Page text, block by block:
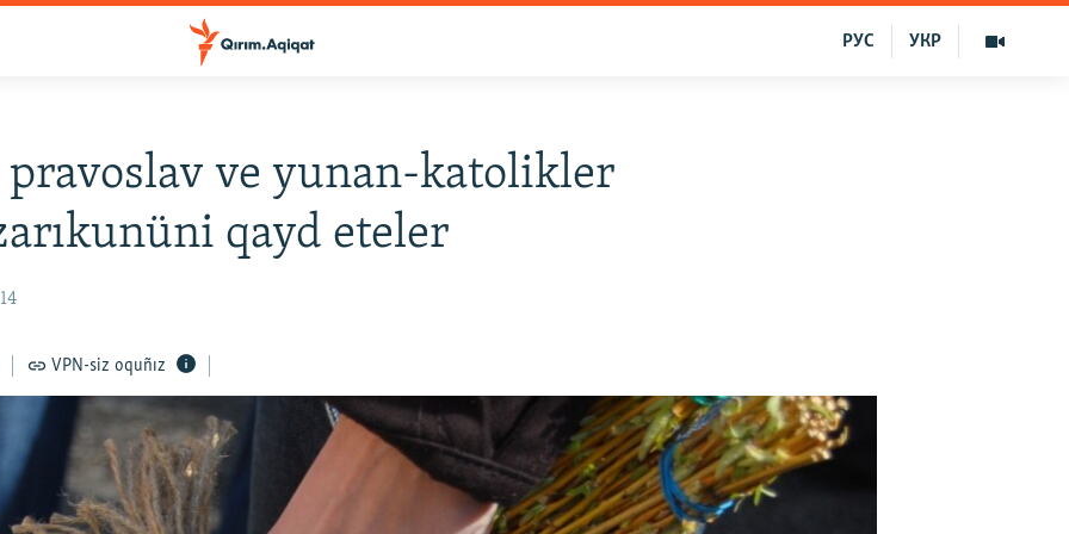
УКР
РУС
pravoslav ve yunan-katolikler
qayd eteler
VPN-siz oquñız